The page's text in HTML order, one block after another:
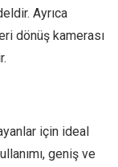
Ayrıca
dönüş kamerası
için ideal
geniş ve